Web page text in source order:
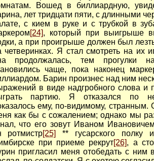
Вошед в биллиардную,
лет тридцати пяти, с длинными
с кием в руке и с трубкой в
[24], который при выигрыше
а при проигрыше должен был
четверинках. Я стал смотреть на их
продолжалась, тем прогулки на
чаще, пока наконец
Барин произнес над ним
в виде надгробного слова и
партию. Я отказался по
ему, по-видимому, странным.
как бы с сожалением; однако мы
что его зовут Иваном
ротмистр[25]
** гусарского полку
при приеме рекрут[26], а
пригласил меня отобедать с ним